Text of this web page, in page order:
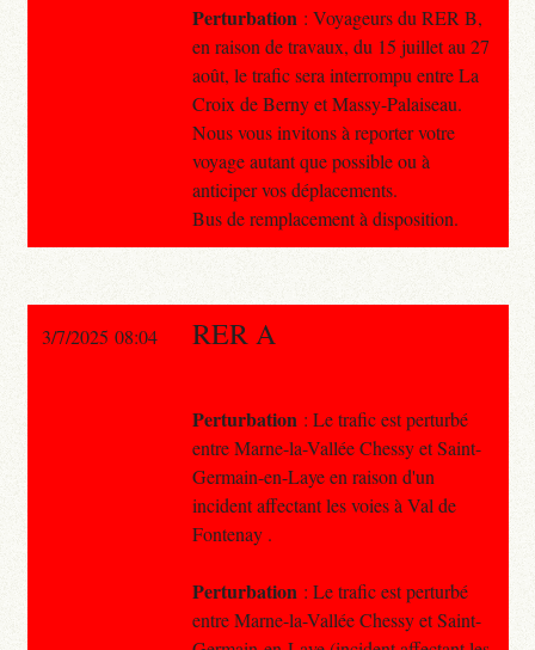
Perturbation : Voyageurs du RER B,
en raison de travaux, du 15 juillet au 27
août, le trafic sera interrompu entre La
Croix de Berny et Massy-Palaiseau.
Nous vous invitons à reporter votre
voyage autant que possible ou à
anticiper vos déplacements.
Bus de remplacement à disposition.
3/7/2025 08:04 RER A
Perturbation : Le trafic est perturbé
entre Marne-la-Vallée Chessy et Saint-
Germain-en-Laye en raison d'un
incident affectant les voies à Val de
Fontenay .
Perturbation : Le trafic est perturbé
entre Marne-la-Vallée Chessy et Saint-